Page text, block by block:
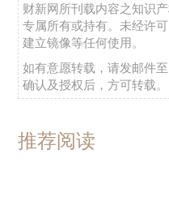
财新网所刊载内容之知识
专属所有或持有。未经许
建立镜像等任何使用。
如有意愿转载，请发邮件至
确认及授权后，方可转载。
推荐阅读